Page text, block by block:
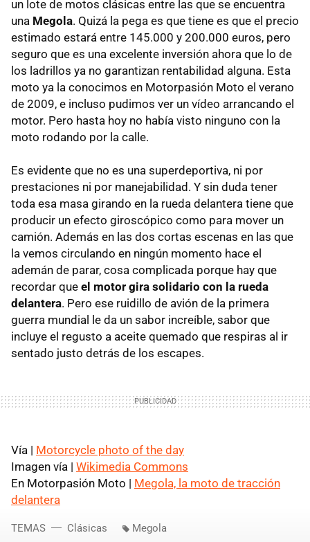
un lote de motos clásicas entre las que se encuentra
una Megola. Quizá la pega es que tiene es que el precio
estimado estará entre 145.000 y 200.000 euros, pero
seguro que es una excelente inversión ahora que lo de
los ladrillos ya no garantizan rentabilidad alguna. Esta
moto ya la conocimos en Motorpasión Moto el verano
de 2009, e incluso pudimos ver un vídeo arrancando el
motor. Pero hasta hoy no había visto ninguno con la
moto rodando por la calle.
Es evidente que no es una superdeportiva, ni por
prestaciones ni por manejabilidad. Y sin duda tener
toda esa masa girando en la rueda delantera tiene que
producir un efecto giroscópico como para mover un
camión. Además en las dos cortas escenas en las que
la vemos circulando en ningún momento hace el
ademán de parar, cosa complicada porque hay que
recordar que el motor gira solidario con la rueda
delantera. Pero ese ruidillo de avión de la primera
guerra mundial le da un sabor increíble, sabor que
incluye el regusto a aceite quemado que respiras al ir
sentado justo detrás de los escapes.
Vía | Motorcycle photo of the day
Imagen vía | Wikimedia Commons
En Motorpasión Moto | Megola, la moto de tracción
delantera
TEMAS Clásicas Megola